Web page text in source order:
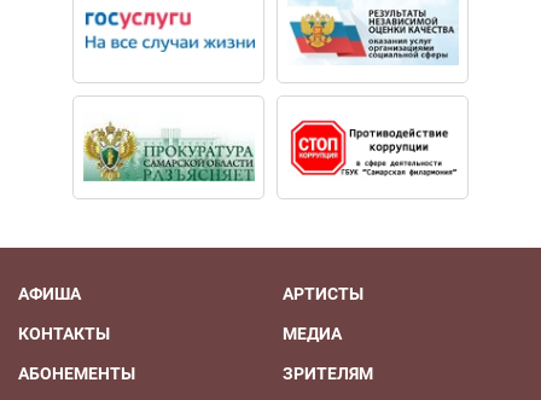
АФИША
КОНТАКТЫ
АБОНЕМЕНТЫ
АРТИСТЫ
МЕДИА
ЗРИТЕЛЯМ